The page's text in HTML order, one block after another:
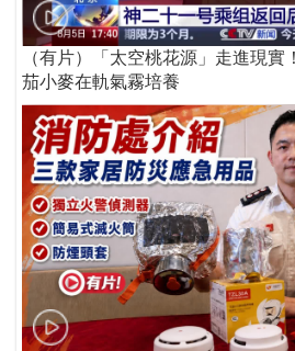
（有片）「太空桃花源」走進現
茄小麥在軌氣霧培養